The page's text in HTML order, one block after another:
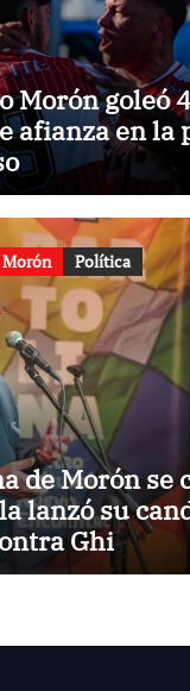
Morón goleó
afianza en la
Política
de Morón se
lanzó su
Ghi